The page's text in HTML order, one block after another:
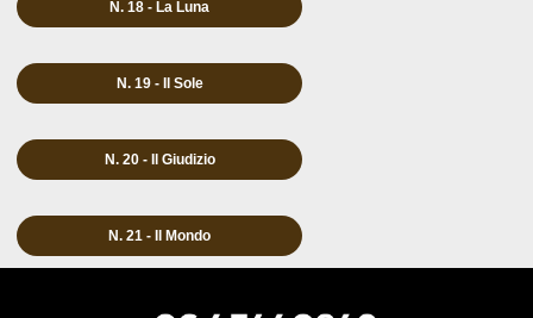
N. 18 - La Luna
N. 19 - Il Sole
N. 20 - Il Giudizio
N. 21 - Il Mondo